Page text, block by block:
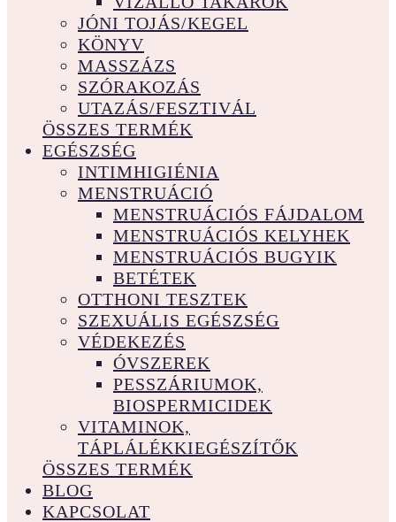
JÓNI TOJÁS/KEGEL
KÖNYV
MASSZÁZS
SZÓRAKOZÁS
UTAZÁS/FESZTIVÁL
ÖSSZES TERMÉK
EGÉSZSÉG
INTIMHIGIÉNIA
MENSTRUÁCIÓ
MENSTRUÁCIÓS FÁJDALOM
MENSTRUÁCIÓS KELYHEK
MENSTRUÁCIÓS BUGYIK
BETÉTEK
OTTHONI TESZTEK
SZEXUÁLIS EGÉSZSÉG
VÉDEKEZÉS
ÓVSZEREK
PESSZÁRIUMOK,
BIOSPERMICIDEK
VITAMINOK,
TÁPLÁLÉKKIEGÉSZÍTŐK
ÖSSZES TERMÉK
BLOG
KAPCSOLAT